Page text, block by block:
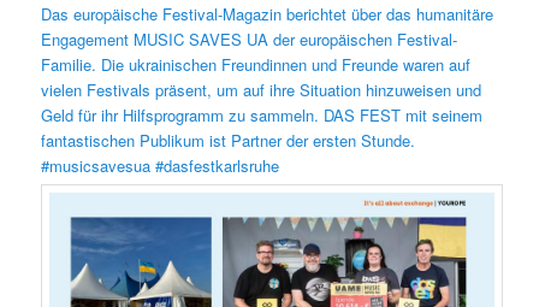
Das europäische Festival-Magazin berichtet über das humanitäre
Engagement MUSIC SAVES UA der europäischen Festival-
Familie. Die ukrainischen Freundinnen und Freunde waren auf
vielen Festivals präsent, um auf ihre Situation hinzuweisen und
Geld für ihr Hilfsprogramm zu sammeln. DAS FEST mit seinem
fantastischen Publikum ist Partner der ersten Stunde.
#musicsavesua #dasfestkarlsruhe